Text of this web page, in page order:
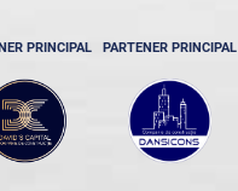
PRINCIPAL PARTENER PRINCIPAL